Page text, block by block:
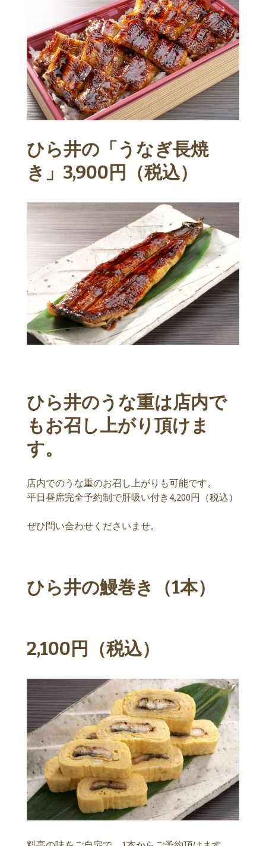
ひら井の「うなぎ長焼
き」3,900円（税込）
ひら井のうな重は店内で
もお召し上がり頂けま
す。
店内でのうな重のお召し上がりも可能です。
平日昼席完全予約制で肝吸い付き4,200円（税込）
ぜひ問い合わせくださいませ。
ひら井の鰻巻き（1本）
2,100円（税込）